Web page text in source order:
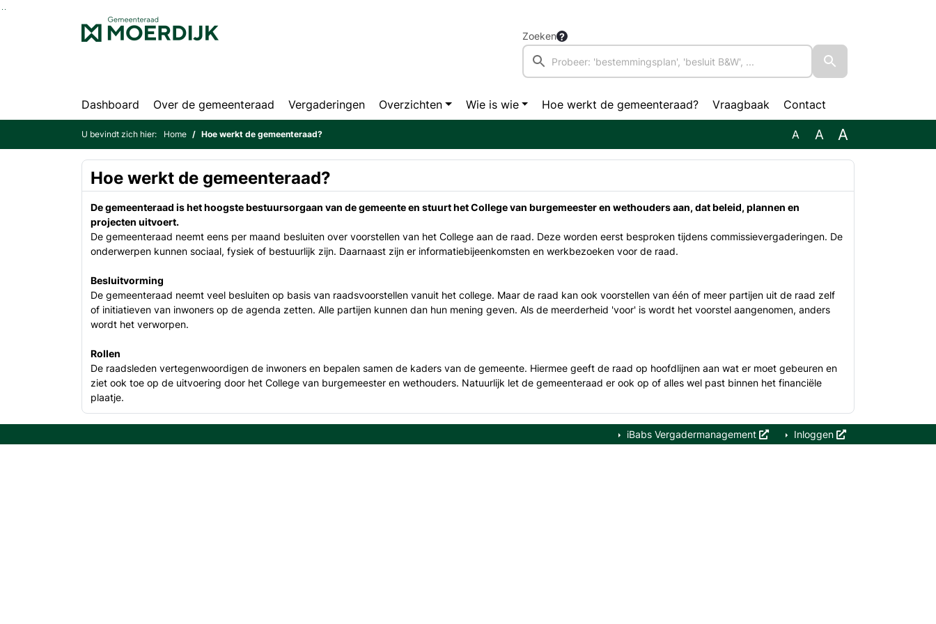
Ga naar de inhoud van deze pagina
Zoeken
Dashboard Over de gemeenteraad Vergaderingen Overzichten Wie is wie Hoe werkt de gemeenteraad? Vraagbaak Contact
U bevindt zich hier: Home Hoe werkt de gemeenteraad? A A A
Hoe werkt de gemeenteraad?
De gemeenteraad is het hoogste bestuursorgaan van de gemeente en stuurt het College van burgemeester en wethouders aan, dat beleid, plannen en
projecten uitvoert.
De gemeenteraad neemt eens per maand besluiten over voorstellen van het College aan de raad. Deze worden eerst besproken tijdens commissievergaderingen. De
onderwerpen kunnen sociaal, fysiek of bestuurlijk zijn. Daarnaast zijn er informatiebijeenkomsten en werkbezoeken voor de raad.
Besluitvorming
De gemeenteraad neemt veel besluiten op basis van raadsvoorstellen vanuit het college. Maar de raad kan ook voorstellen van één of meer partijen uit de raad zelf
of initiatieven van inwoners op de agenda zetten. Alle partijen kunnen dan hun mening geven. Als de meerderheid 'voor' is wordt het voorstel aangenomen, anders
wordt het verworpen.
Rollen
De raadsleden vertegenwoordigen de inwoners en bepalen samen de kaders van de gemeente. Hiermee geeft de raad op hoofdlijnen aan wat er moet gebeuren en
ziet ook toe op de uitvoering door het College van burgemeester en wethouders. Natuurlijk let de gemeenteraad er ook op of alles wel past binnen het financiële
plaatje.
iBabs Vergadermanagement Inloggen